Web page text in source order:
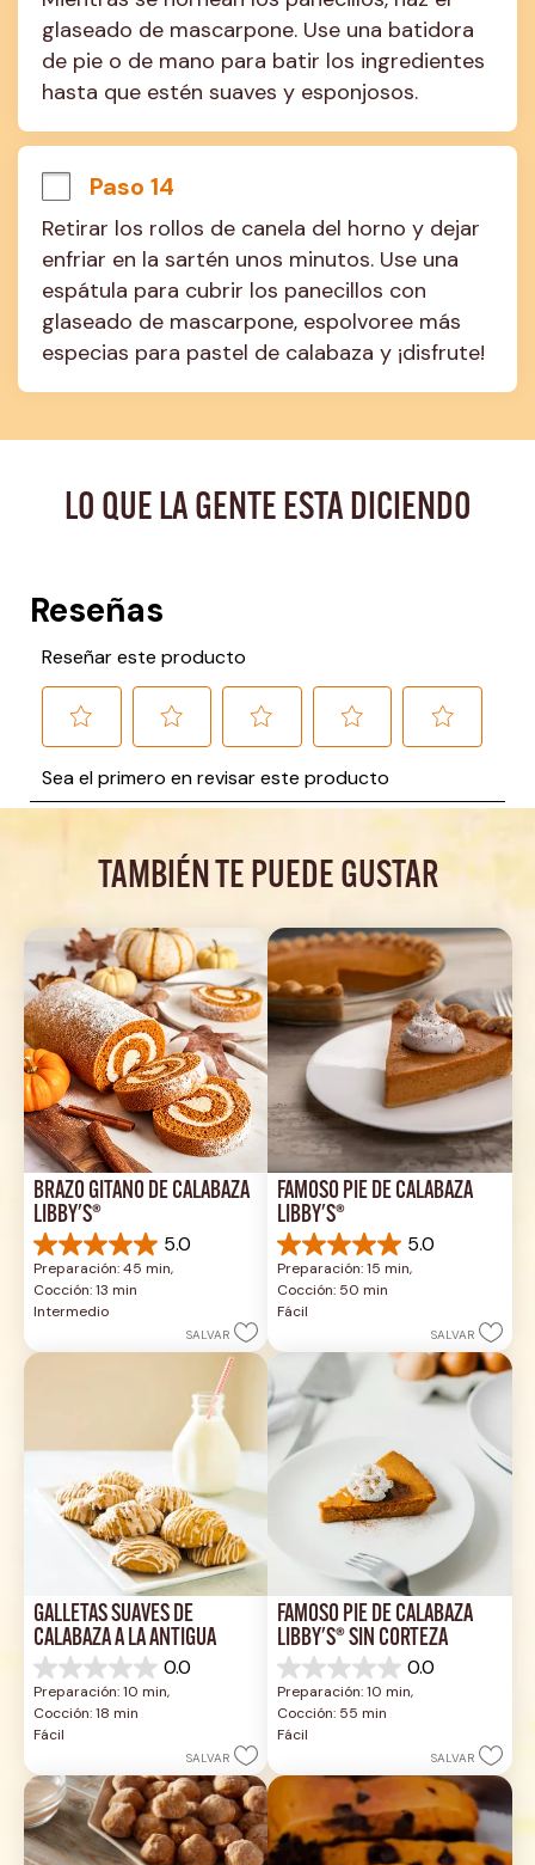
glaseado de mascarpone. Use una batidora
de pie o de mano para batir los ingredientes
hasta que estén suaves y esponjosos.
Paso 14
Retirar los rollos de canela del horno y dejar
enfriar en la sartén unos minutos. Use una
espátula para cubrir los panecillos con
glaseado de mascarpone, espolvoree más
especias para pastel de calabaza y ¡disfrute!
LO QUE LA GENTE ESTA DICIENDO
TAMBIÉN TE PUEDE GUSTAR
BRAZO GITANO DE CALABAZA
LIBBY'S®
5.0
5.0
de
5
estrellas.
reseña
Preparación: 45 min,
Cocción: 13 min
Intermedio
SALVAR
FAMOSO PIE DE CALABAZA
LIBBY'S®
5.0
5.0
de
5
estrellas.
reseñas
Preparación: 15 min,
Cocción: 50 min
Fácil
SALVAR
GALLETAS SUAVES DE
CALABAZA A LA ANTIGUA
0.0
0.0
de
5
estrellas.
Preparación: 10 min,
Cocción: 18 min
Fácil
SALVAR
FAMOSO PIE DE CALABAZA
LIBBY'S® SIN CORTEZA
0.0
0.0
de
5
estrellas.
Preparación: 10 min,
Cocción: 55 min
Fácil
SALVAR